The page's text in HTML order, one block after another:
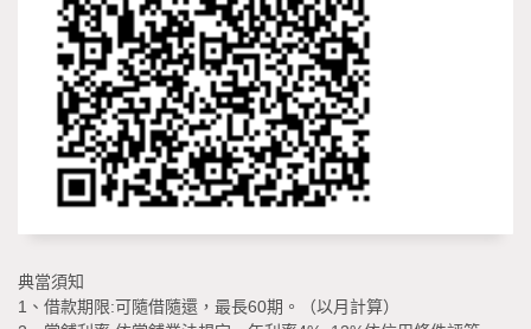
典當須知
1、借款期限:可隨借隨還，最長60期。（以月計算）